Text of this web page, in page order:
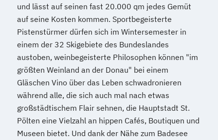
und lässt auf seinen fast 20.000 qm jedes Gemüt
auf seine Kosten kommen. Sportbegeisterte
Pistenstürmer dürfen sich im Wintersemester in
einem der 32 Skigebiete des Bundeslandes
austoben, weinbegeisterte Philosophen können "im
größten Weinland an der Donau" bei einem
Gläschen Vino über das Leben schwadronieren
während alle, die sich auch mal nach etwas
großstädtischem Flair sehnen, die Hauptstadt St.
Pölten eine Vielzahl an hippen Cafés, Boutiquen und
Museen bietet. Und dank der Nähe zum Badesee